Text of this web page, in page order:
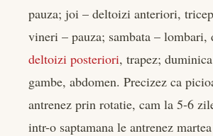
pauza; joi – deltoizi anteriori,
vineri – pauza; sambata – lombari,
deltoizi posteriori, trapez;
gambe, abdomen. Precizez ca
antrenez prin rotatie, cam la 5-6
intr-o saptamana le antrenez